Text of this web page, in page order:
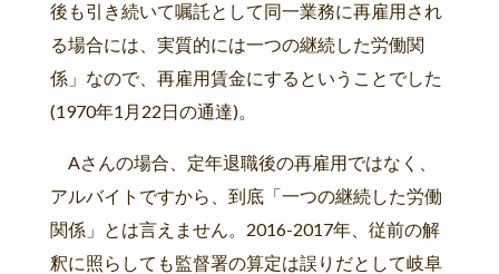
後も引き続いて嘱託として同一業務に再雇用され
る場合には、実質的には一つの継続した労働関
係」なので、再雇用賃金にするということでした
(1970年1月22日の通達)。
Aさんの場合、定年退職後の再雇用ではなく、
アルバイトですから、到底「一つの継続した労働
関係」とは言えません。2016-2017年、従前の解
釈に照らしても監督署の算定は誤りだとして岐阜